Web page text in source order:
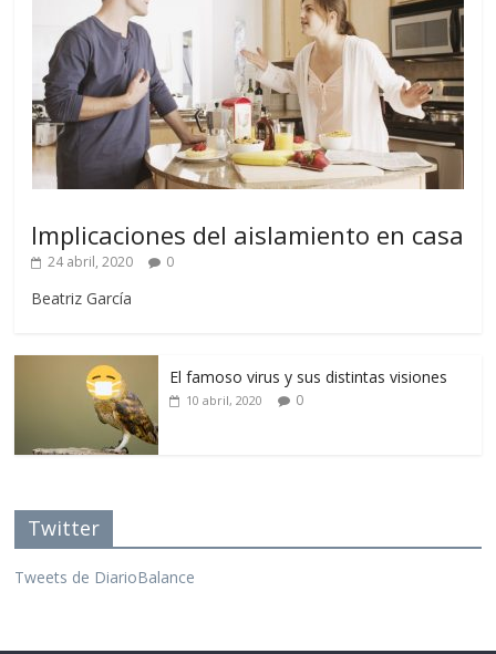
Implicaciones del aislamiento en casa
24 abril, 2020 0
Beatriz García
El famoso virus y sus distintas visiones
10 abril, 2020 0
Twitter
Tweets de DiarioBalance